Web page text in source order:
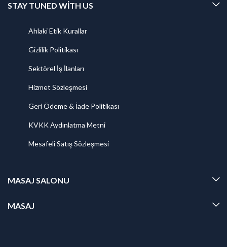
STAY TUNED WITH US
Ahlaki Etik Kurallar
Gizlilik Politikası
Sektörel İş İlanları
Hizmet Sözleşmesi
Geri Ödeme & İade Politikası
KVKK Aydınlatma Metni
Mesafeli Satış Sözleşmesi
MASAJ SALONU
MASAJ